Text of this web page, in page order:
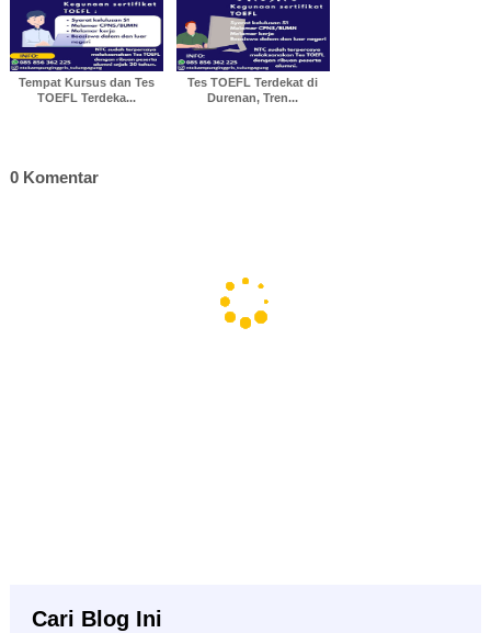
Tempat Kursus dan Tes
TOEFL Terdeka...
Tes TOEFL Terdekat di
Durenan, Tren...
0 Komentar
Cari Blog Ini